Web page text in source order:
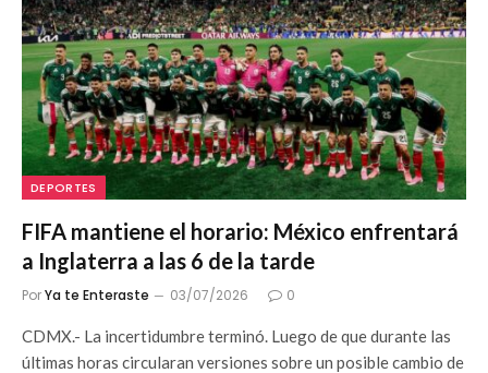
DEPORTES
FIFA mantiene el horario: México enfrentará
a Inglaterra a las 6 de la tarde
PorYa te Enteraste 03/07/2026 0
CDMX.- La incertidumbre terminó. Luego de que durante las
últimas horas circularan versiones sobre un posible cambio de